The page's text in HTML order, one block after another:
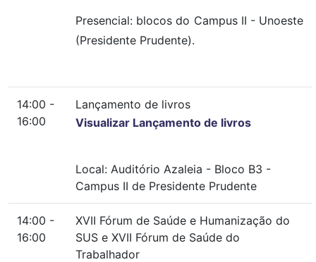
Presencial: blocos do Campus II - Unoeste
(Presidente Prudente).
14:00 -
16:00
Lançamento de livros
Visualizar Lançamento de livros
Local: Auditório Azaleia - Bloco B3 -
Campus II de Presidente Prudente
14:00 -
16:00
XVII Fórum de Saúde e Humanização do
SUS e XVII Fórum de Saúde do
Trabalhador